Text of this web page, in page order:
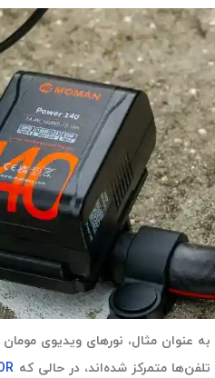
به عنوان مثال، نورهای ویدیوی مومان
تلفن‌ها متمرکز شده‌اند، در حالی که